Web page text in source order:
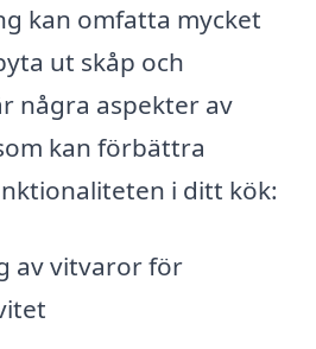
kan omfatta mycket
ut skåp och
några aspekter av
kan förbättra
i ditt kök:
av vitvaror för